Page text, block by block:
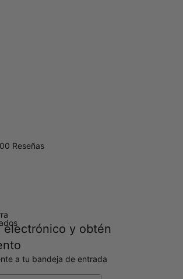
electrónico y obtén
a tu bandeja de entrada
Reseñas